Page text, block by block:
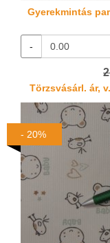
Gyerekmintás
-
Törzsvásárl. ár,
- 20%